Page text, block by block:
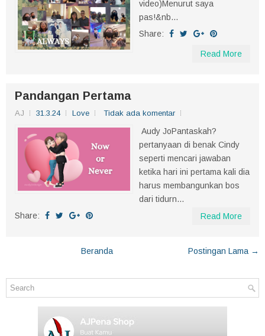
video)Menurut saya
pas!&nb...
Share:
Read More
Pandangan Pertama
AJ 31.3.24 Love Tidak ada komentar
Audy JoPantaskah?
pertanyaan di benak Cindy
seperti mencari jawaban
ketika hari ini pertama kali dia
harus membangunkan bos
dari tidurn...
Share:
Read More
Postingan Lama →
Beranda